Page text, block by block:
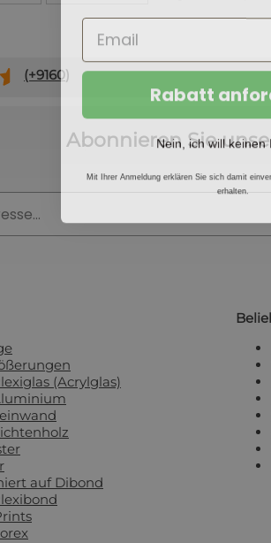
(+9160)
Abonnieren Sie
(Acrylglas)
auf Dibond
Rabatt
Nein, ich will keinen